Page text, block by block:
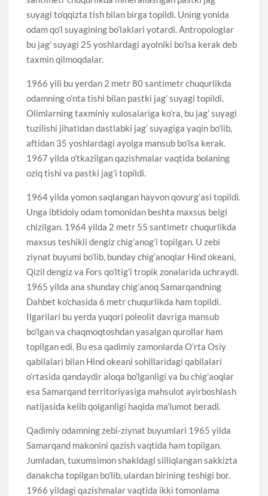
suyagi to’qqizta tish bilan birga topildi. Uning yonida
odam qo’l suyagining bo’laklari yotardi. Antropologlar
bu jag’ suyagi 25 yoshlardagi ayolniki bo’lsa kerak deb
taxmin qilmoqdalar.
1966 yili bu yerdan 2 metr 80 santimetr chuqurlikda
odamning o’nta tishi bilan pastki jag’ suyagi topildi.
Olimlarning taxminiy xulosalariga ko’ra, bu jag’ suyagi
tuzilishi jihatidan dastlabki jag’ suyagiga yaqin bo’lib,
aftidan 35 yoshlardagi ayolga mansub bo’lsa kerak.
1967 yilda o’tkazilgan qazishmalar vaqtida bolaning
oziq tishi va pastki jag’i topildi.
1964 yilda yomon saqlangan hayvon qovurg’asi topildi.
Unga ibtidoiy odam tomonidan beshta maxsus belgi
chizilgan. 1964 yilda 2 metr 55 santimetr chuqurlikda
maxsus teshikli dengiz chig’anog’i topilgan. U zebi
ziynat buyumi bo’lib, bunday chig’anoqlar Hind okeani,
Qizil dengiz va Fors qo’ltig’i tropik zonalarida uchraydi.
1965 yilda ana shunday chig’anoq Samarqandning
Dahbet ko’chasida 6 metr chuqurlikda ham topildi.
Ilgarilari bu yerda yuqori poleolit davriga mansub
bo’lgan va chaqmoqtoshdan yasalgan qurollar ham
topilgan edi. Bu esa qadimiy zamonlarda O’rta Osiy
qabilalari bilan Hind okeani sohillaridagi qabilalari
o’rtasida qandaydir aloqa bo’lganligi va bu chig’aoqlar
esa Samarqand territoriyasiga mahsulot ayirboshlash
natijasida kelib qolganligi haqida ma’lumot beradi.
Qadimiy odamning zebi-ziynat buyumlari 1965 yilda
Samarqand makonini qazish vaqtida ham topilgan.
Jumladan, tuxumsimon shakldagi silliqlangan sakkizta
danakcha topilgan bo’lib, ulardan birining teshigi bor.
1966 yildagi qazishmalar vaqtida ikki tomonlama